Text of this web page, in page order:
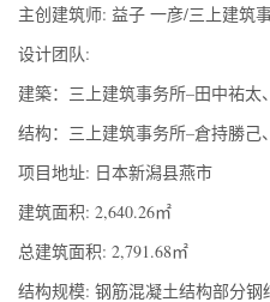
主创建筑师: 益子 一彦/三上建筑
设计团队:
建築：三上建筑事务所–田中祐太
结构：三上建筑事务所–倉持勝己
项目地址: 日本新潟县燕市
建筑面积: 2,640.26㎡
总建筑面积: 2,791.68㎡
结构规模: 钢筋混凝土结构部分钢